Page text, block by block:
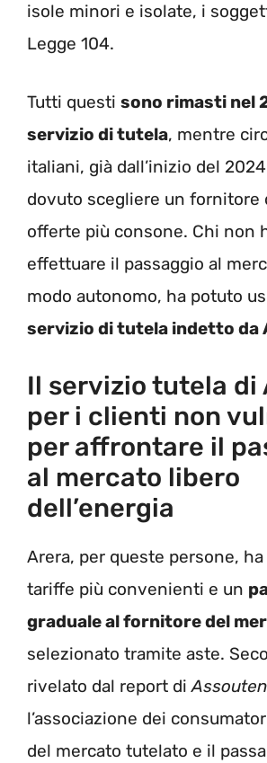
isole minori e isolate, i
Legge 104.
Tutti questi sono rimasti nel
servizio di tutela, mentre
italiani, già dall’inizio del
dovuto scegliere un fornitore
offerte più consone. Chi non
effettuare il passaggio al
modo autonomo, ha potuto
servizio di tutela indetto da
Il servizio tutela di
per i clienti non
per affrontare il
al mercato libero
dell’energia
Arera, per queste persone,
tariffe più convenienti e un
graduale al fornitore del
selezionato tramite aste.
rivelato dal report di
l’associazione dei
del mercato tutelato e il